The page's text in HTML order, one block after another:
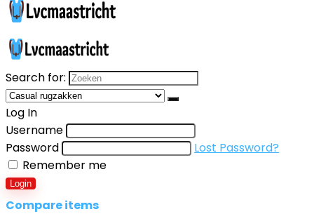
Search for:
Log In
Username
Password
Lost Password?
Remember me
Login
Compare items